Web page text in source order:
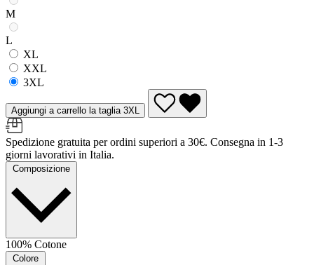
M
L
XL
XXL
3XL
Aggiungi a carrello la taglia 3XL
Spedizione gratuita per ordini superiori a 30€. Consegna in 1-3
giorni lavorativi in Italia.
Composizione
100% Cotone
Colore